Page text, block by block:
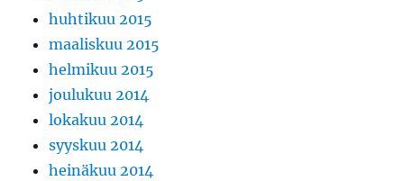
huhtikuu 2015
maaliskuu 2015
helmikuu 2015
joulukuu 2014
lokakuu 2014
syyskuu 2014
heinäkuu 2014